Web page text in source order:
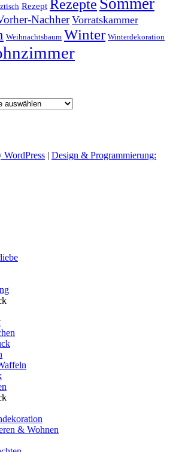
Rezept Rezepte
Nachher Vorratskammer
Weihnachtsbaum Winter Winterdekoration
WordPress | Design & Programmierung:
& Wohnen